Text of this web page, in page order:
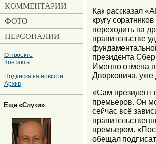
Как рассказал
кругу
переходить на
правительстве
президента
Именно отмена
Дворковича, уже
«Сам президент
премьеров. Он
сейчас всё
премьером.
обещал
КОММЕНТАРИИ
ФОТО
ПЕРСОНАЛИИ
О проекте
Контакты
Подписка на новости
Архив
Еще «Слухи»